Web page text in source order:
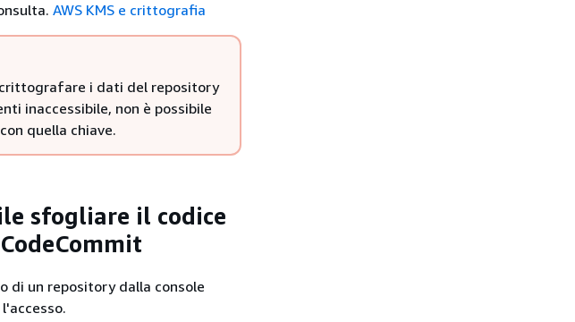
AWS KMS e crittografia
i dati del repository
inaccessibile, non è possibile
quella chiave.
sfogliare il codice
di un repository dalla console